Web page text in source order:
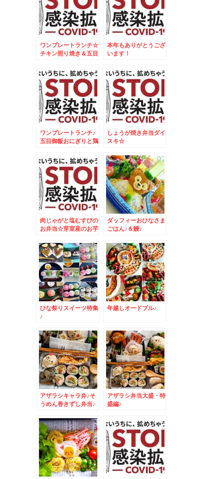
ワンプレートランチ☆
チキン照り焼き＆五目
ート☆
本年もありがとうござ
います！
ワンプレートランチ♪
五目御飯おにぎりと鶏
しょうが焼き弁当ダイ
スキ☆
肉じゃがと塩むすびの
お弁当☆芽室産のお芋
～＾＾
ダッフィーおひなさま
ごはん♪＆鰻♪
ひな祭りスイーツ特集
♪
年越しオードブル♪
アザラシキャラ弁♪そ
うめん巻きずし弁当♪
アザラシ弁当大盛・特
盛編♪